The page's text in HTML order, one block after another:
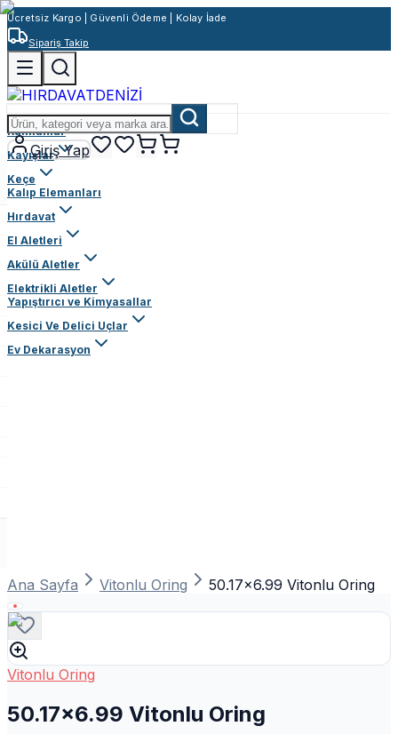
Ücretsiz Kargo | Güvenli Ödeme | Kolay İade
Sipariş Takip
Giriş Yap
Rulmanlar
Kayışlar
Keçe
Kalıp Elemanları
Hırdavat
El Aletleri
Akülü Aletler
Elektrikli Aletler
Yapıştırıcı ve Kimyasallar
Kesici Ve Delici Uçlar
Ev Dekarasyon
Ana Sayfa Vitonlu Oring 50.17x6.99 Vitonlu Oring
Vitonlu Oring
50.17x6.99 Vitonlu Oring